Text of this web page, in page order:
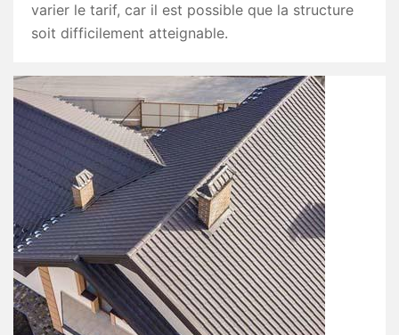
varier le tarif, car il est possible que la structure
soit difficilement atteignable.